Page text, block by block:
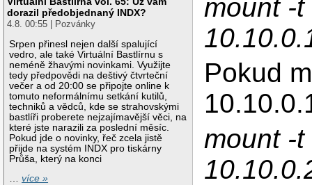
dorazil předobjednaný INDX?
4.8. 00:55 | Pozvánky
Srpen přinesl nejen další spalující
vedro, ale také Virtuální Bastlírnu s
neméně žhavými novinkami. Využijte
tedy předpovědi na deštivý čtvrteční
večer a od 20:00 se připojte online k
tomuto neformálnímu setkání kutilů,
techniků a vědců, kde se strahovskými
bastlíři proberete nejzajímavější věci, na
které jste narazili za poslední měsíc.
Pokud jde o novinky, řeč zcela jistě
přijde na systém INDX pro tiskárny
Průša, který na konci
…více »
mount -
Pokud
mount -